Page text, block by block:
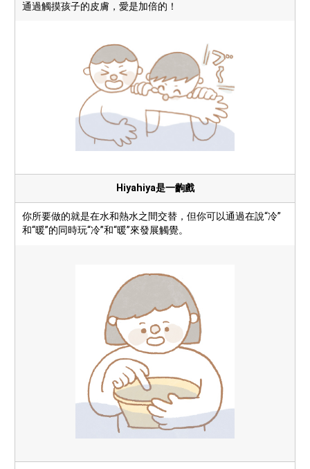
通過觸摸孩子的皮膚，愛是加倍的！
Hiyahiya是一齣戲
你所要做的就是在水和熱水之間交替，但你可以通過在說“冷”
和“暖”的同時玩“冷”和“暖”來發展觸覺。